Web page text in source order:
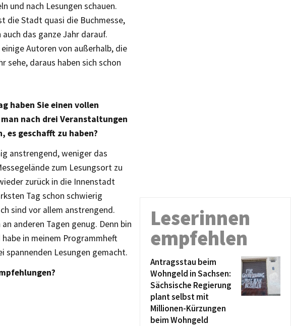
und nach Lesungen schauen.
die Stadt quasi die Buchmesse,
das ganze Jahr darauf.
Autoren von außerhalb, die
sehe, daraus haben sich schon
haben Sie einen vollen
nach drei Veranstaltungen
es geschafft zu haben?
anstrengend, weniger das
zum Lesungsort zu
zurück in die Innenstadt
Tag schon schwierig
sind vor allem anstrengend.
anderen Tagen genug. Denn bin
in meinem Programmheft
spannenden Lesungen gemacht.
Leserinnen
empfehlen
Antragsstau beim
Wohngeld in Sachsen:
Sächsische Regierung
plant selbst mit
Millionen-Kürzungen
beim Wohngeld